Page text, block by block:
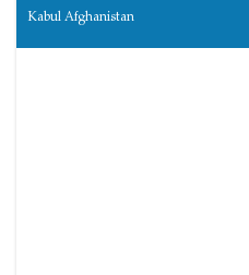
Kabul Afghanistan